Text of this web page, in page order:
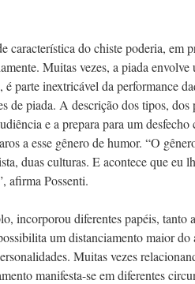
característica do chiste poderia, em
Muitas vezes, a piada
parte inextricável da performance
de piada. A descrição dos tipos, dos
e a prepara para um
a esse gênero de humor. “O
duas culturas. E acontece que eu
afirma Possenti.
incorporou diferentes papéis, tanto
um distanciamento maior
Muitas vezes
manifesta-se em diferentes